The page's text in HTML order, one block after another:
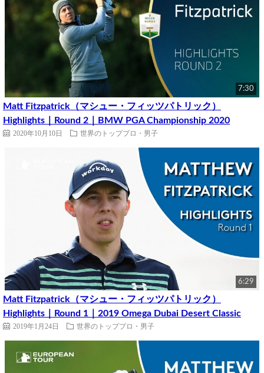
7:30
Matt Fitzpatrick（マシュー・フィッツパトリック）
Highlights｜Round 2｜BMW PGA Championship 2020
2020年10月10日 世界のトッププロ・男子
6:29
Matt Fitzpatrick（マシュー・フィッツパトリック）
Highlights｜Round 1｜2019 Omega Dubai Desert Classic
2019年1月24日 世界のトッププロ・男子